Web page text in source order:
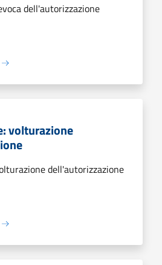
dell'autorizzazione
volturazione
dell'autorizzazione